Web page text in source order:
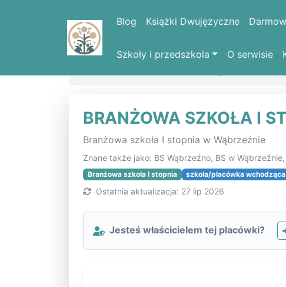
Blog Książki Dwujęzyczne
Szkoły i przedszkola O serwisie
BRANŻOWA SZKOŁA I
Branżowa szkoła I stopnia w Wąbrzeźnie
Znane także jako: BS Wąbrzeźno, BS w
Branżowa szkoła I stopnia szkoła/placówka
Ostatnia aktualizacja: 27 lip 2026
Jesteś właścicielem tej placówki?